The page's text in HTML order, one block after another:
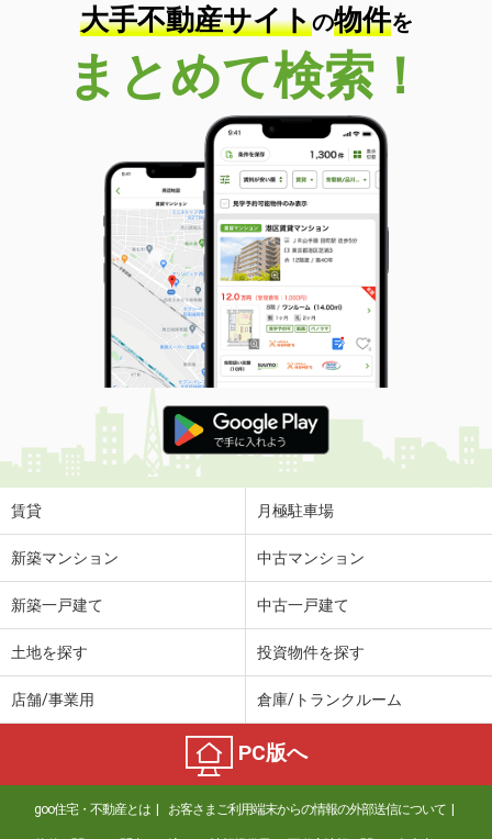
大手不動産サイトの物件を
まとめて検索！
賃貸 月極駐車場
新築マンション 中古マンション
新築一戸建て 中古一戸建て
土地を探す 投資物件を探す
店舗/事業用 倉庫/トランクルーム
PC版へ
goo住宅・不動産とは お客さまご利用端末からの情報の外部送信について